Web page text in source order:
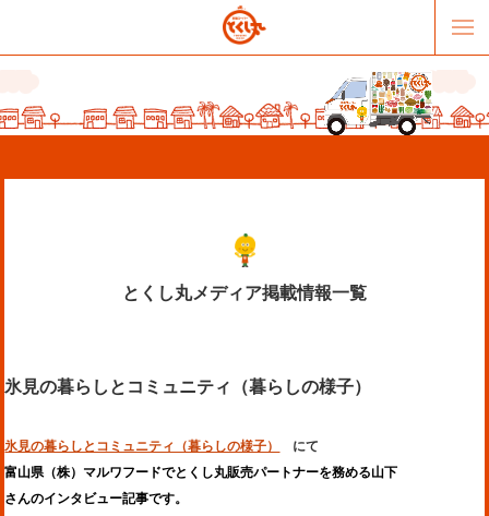
オススメリンク テーマソング
お問合せ
とくし丸メディア掲載情報一覧
氷見の暮らしとコミュニティ（暮らしの様子）
氷見の暮らしとコミュニティ（暮らしの様子）
にて
富山県（株）マルワフードでとくし丸販売パートナーを務める山下
さんのインタビュー記事です。